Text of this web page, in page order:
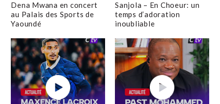
Dena Mwana en concert
au Palais des Sports de
Yaoundé
Sanjola – En Choeur: un
temps d’adoration
inoubliable